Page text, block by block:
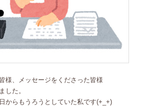
様、メッセージをくださった皆様
した。
からもうろうとしていた私です(+_+)